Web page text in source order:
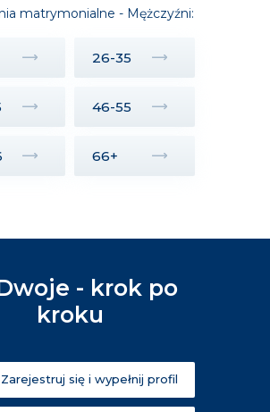
matrymonialne - Mężczyźni:
26-35
46-55
66+
- krok po
kroku
Zarejestruj się i wypełnij profil